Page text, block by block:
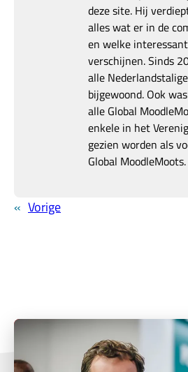
deze site. Hij
alles wat er in de
en welke
verschijnen. Sinds
alle
bijgewoond. Ook
alle Global
enkele in het
gezien worden als
Global MoodleMoots.
« Vorige